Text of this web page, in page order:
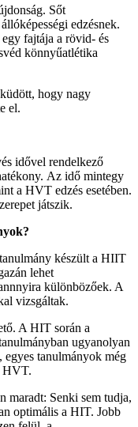
Sőt
edzésnek.
fajtája a rövid- és
könnyűatlétika
hogy nagy
el.
idővel rendelkező
Az idő mintegy
a HVT edzés esetében.
játszik.
készült a HIIT
lehet
különbözőek. A
vizsgáltak.
A HIT során a
ugyanolyan
egyes tanulmányok még
HVT.
maradt: Senki sem tudja,
optimális a HIT. Jobb